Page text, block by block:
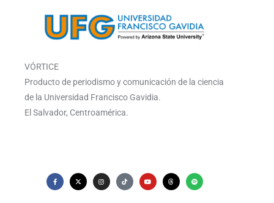
VÓRTICE
Producto de periodismo y comunicación de la ciencia
de la Universidad Francisco Gavidia.
El Salvador, Centroamérica.